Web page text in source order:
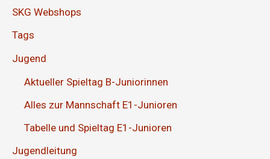
SKG Webshops
Tags
Jugend
Aktueller Spieltag B-Juniorinnen
Alles zur Mannschaft E1-Junioren
Tabelle und Spieltag E1-Junioren
Jugendleitung